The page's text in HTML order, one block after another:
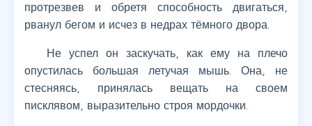
протрезвев и обретя способность двигаться,
рванул бегом и исчез в недрах тёмного двора.
Не успел он заскучать, как ему на плечо
опустилась большая летучая мышь. Она, не
стесняясь, принялась вещать на своем
писклявом, выразительно строя мордочки.